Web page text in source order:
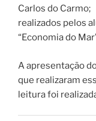
Carlos do
realizados pelos
“Economia do
A apresentação
que realizaram
leitura foi